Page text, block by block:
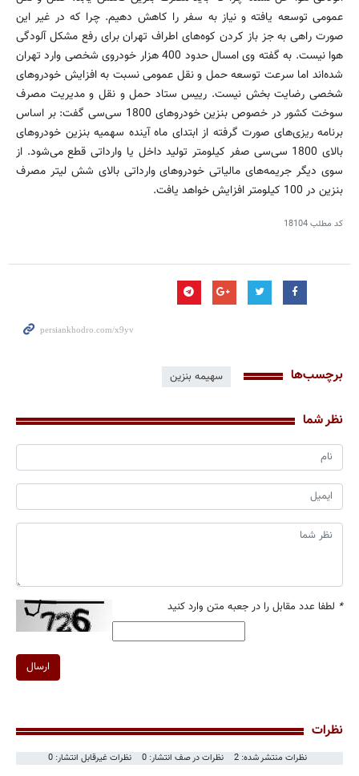
عمومی توسعه یافته و نیاز به سفر را کاهش دهیم. چرا که در غیر این
صورت راهی به جز باز کردن کوه‌های اطراف تهران برای رفع مشکل آلودگی
هوا نیست. به گفته وی امسال حدود 400 هزار خودروی شخصی وارد تهران
شده‌اند اما سرعت توسعه حمل و نقل عمومی نسبت به افزایش خودروهای
شخصی رضایت بخش نیست. رییس ستاد حمل و نقل و مدیریت مصرف
سوخت کشور در خصوص بنزین خودروهای 1800 سی‌سی گفت: بر اساس
برنامه ریزی‌های صورت گرفته از ابتدای ماه آینده سهمیه بنزین خودروهای
بالای 1800‌ سی‌سی صفر کیلومتر تولید داخل یا وارداتی قطع می‌شود. از
سوی دیگر جریمه‌های مالیاتی خودروهای وارداتی بالای شش لیتر مصرف
بنزین در 100 کیلومتر افزایش خواهد یافت.
کد مطلب18104
برچسب‌ها سهیمه بنزین
نظر شما
* لطفا عدد مقابل را در جعبه متن وارد کنید
ارسال
نظرات
نظرات منتشر شده: 2 نظرات در صف انتشار: 0 نظرات غیرقابل انتشار: 0